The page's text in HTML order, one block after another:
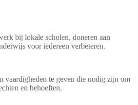
bij lokale scholen, doneren aan
voor iedereen verbeteren.
vaardigheden te geven die nodig zijn om
en behoeften.